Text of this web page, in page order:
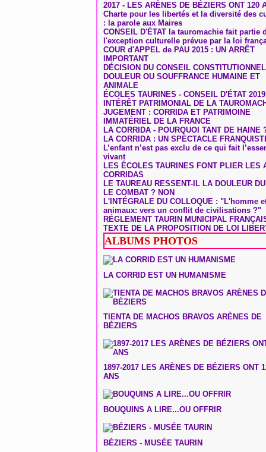
2017 - LES ARÈNES DE BÉZIERS ONT 120
Charte pour les libertés et la diversité des
: la parole aux Maires
CONSEIL D'ÉTAT la tauromachie fait partie
l'exception culturelle prévue par la loi
COUR d'APPEL de PAU 2015 : UN ARRÊT
IMPORTANT
DÉCISION DU CONSEIL CONSTITUTIONNEL
DOULEUR OU SOUFFRANCE HUMAINE ET
ANIMALE
ÉCOLES TAURINES - CONSEIL D'ÉTAT 2019
INTÉRÊT PATRIMONIAL DE LA
JUGEMENT : CORRIDA ET PATRIMOINE
IMMATÉRIEL DE LA FRANCE
LA CORRIDA - POURQUOI TANT DE HAINE
LA CORRIDA : UN SPECTACLE
L’enfant n’est pas exclu de ce qui fait
vivant
LES ÉCOLES TAURINES FONT PLIER LES
CORRIDAS
LE TAUREAU RESSENT-IL LA DOULEUR
LE COMBAT ? NON
L'INTÉGRALE DU COLLOQUE : "L'homme
animaux: vers un conflit de civilisations ?"
RÉGLEMENT TAURIN MUNICIPAL
TEXTE DE LA PROPOSITION DE LOI
ALBUMS PHOTOS
LA CORRID EST UN HUMANISME
TIENTA DE MACHOS BRAVOS ARÈNES DE
BÉZIERS
1897-2017 LES ARÈNES DE BÉZIERS ONT
ANS
BOUQUINS A LIRE...OU OFFRIR
BÉZIERS - MUSÉE TAURIN